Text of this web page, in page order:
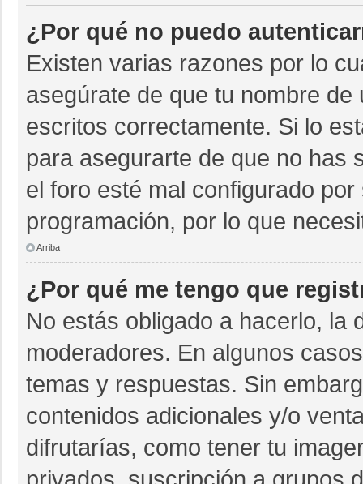
¿Por qué no puedo
Existen varias razones por lo
asegúrate de que tu nombre
escritos correctamente. Si lo
para asegurarte de que no has
el foro esté mal configurado
programación, por lo que
Arriba
¿Por qué me tengo que
No estás obligado a hacerlo, la
moderadores. En algunos
temas y respuestas. Sin
contenidos adicionales y/o
difrutarías, como tener tu
privados, suscripción a grupos